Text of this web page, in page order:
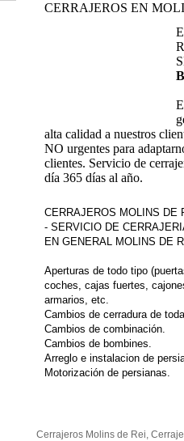
CERRAJEROS EN
alta calidad a nuestros
NO urgentes para
clientes. Servicio de
día 365 días al año.
CERRAJEROS MOLINS DE
- SERVICIO DE
EN GENERAL MOLINS DE
Aperturas de todo tipo
coches, cajas fuertes,
armarios, etc.
Cambios de cerradura de
Cambios de combinación.
Cambios de bombines.
Arreglo e instalacion de
Motorización de persianas.
Cerrajeros Molins de Rei,